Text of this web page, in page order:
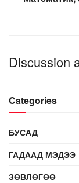
Discussion
Categories
БУСАД
ГАДААД МЭДЭЭ
ЗӨВЛӨГӨӨ